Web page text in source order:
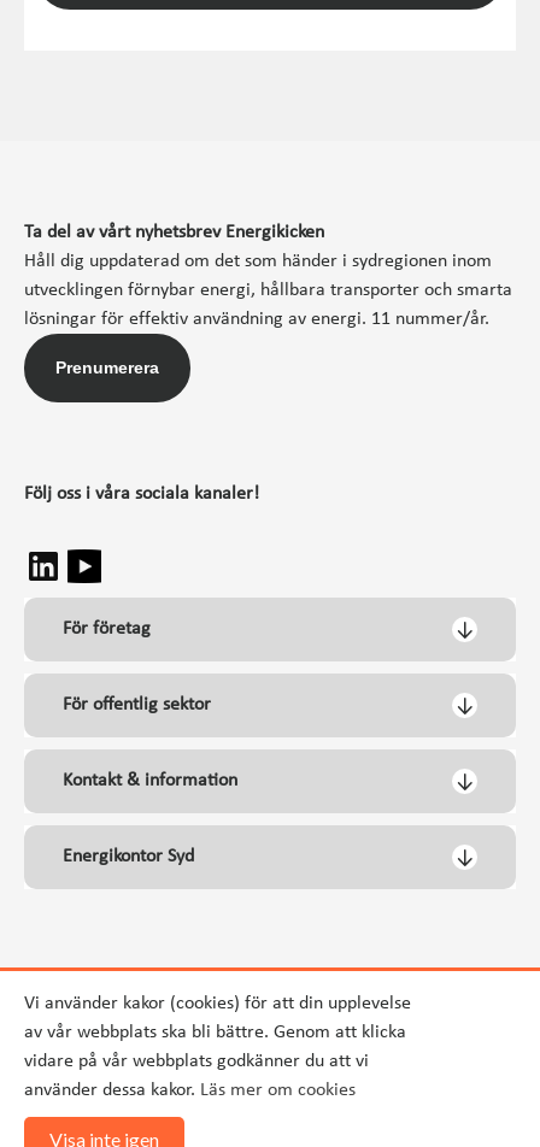
Vi använder kakor (cookies) för att din upplevelse
av vår webbplats ska bli bättre. Genom att klicka
vidare på vår webbplats godkänner du att vi
använder dessa kakor. Läs mer om cookies
Visa inte igen
Ta del av vårt nyhetsbrev Energikicken
Håll dig uppdaterad om det som händer i sydregionen inom
utvecklingen förnybar energi, hållbara transporter och smarta
lösningar för effektiv användning av energi. 11 nummer/år.
Prenumerera
Följ oss i våra sociala kanaler!
För företag
För offentlig sektor
Kontakt & information
Energikontor Syd